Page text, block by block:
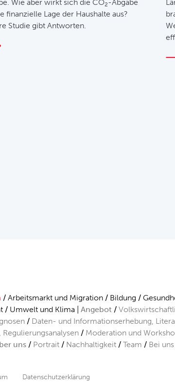
Wie aber wirkt sich die CO2-Abgabe
finanzielle Lage der Haushalte aus?
Studie gibt Antworten.
Arbeitsmarkt und Migration Bildung
Umwelt und Klima Angebot
Daten- und Informationserhebung,
Moderation und
uns Portrait Nachhaltigkeit Team Bei
Datenschutzerklärung